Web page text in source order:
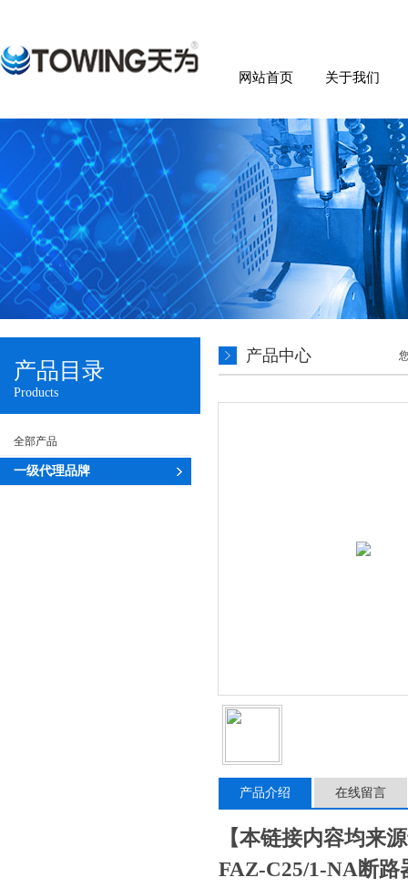
网站首页 关于我们
产品目录
Products
全部产品
一级代理品牌
产品中心
产品介绍 在线留言
【本链接内容均来
FAZ-C25/1-NA断路